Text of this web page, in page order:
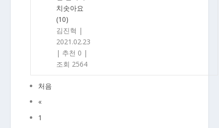
치솟아요
(10)
김진혁 |
2021.02.23
| 추천 0 |
조회 2564
처음
«
1